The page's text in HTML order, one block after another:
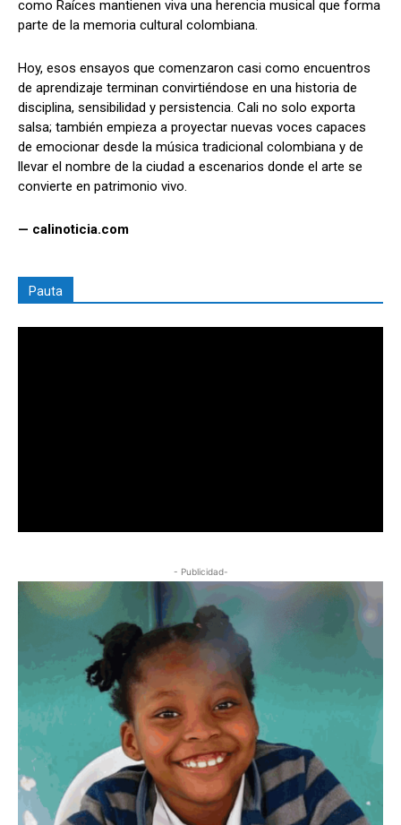
como Raíces mantienen viva una herencia musical que forma
parte de la memoria cultural colombiana.
Hoy, esos ensayos que comenzaron casi como encuentros
de aprendizaje terminan convirtiéndose en una historia de
disciplina, sensibilidad y persistencia. Cali no solo exporta
salsa; también empieza a proyectar nuevas voces capaces
de emocionar desde la música tradicional colombiana y de
llevar el nombre de la ciudad a escenarios donde el arte se
convierte en patrimonio vivo.
— calinoticia.com
Pauta
- Publicidad-